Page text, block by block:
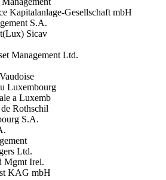
Kapitalanlage-Gesellschaft mbH
S.A.
Sicav
Management Ltd.
Luxembourg
a Luxemb
Rothschil
S.A.
Ltd.
Mgmt Irel.
KAG mbH